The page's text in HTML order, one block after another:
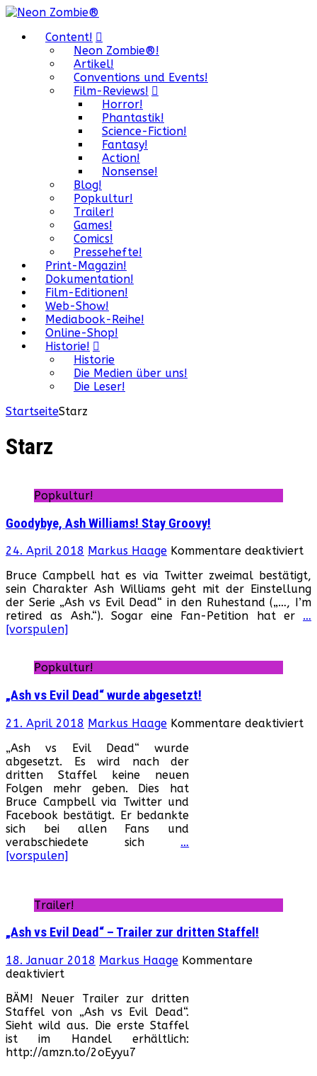
Content!
Neon Zombie®!
Artikel!
Conventions und Events!
Film-Reviews!
Horror!
Phantastik!
Science-Fiction!
Fantasy!
Action!
Nonsense!
Blog!
Popkultur!
Trailer!
Games!
Comics!
Pressehefte!
Print-Magazin!
Dokumentation!
Film-Editionen!
Web-Show!
Mediabook-Reihe!
Online-Shop!
Historie!
Historie
Die Medien über uns!
Die Leser!
StartseiteStarz
Starz
Popkultur!
Goodybye, Ash Williams! Stay Groovy!
24. April 2018 Markus Haage Kommentare deaktiviert
Bruce Campbell hat es via Twitter zweimal bestätigt,
sein Charakter Ash Williams geht mit der Einstellung
der Serie „Ash vs Evil Dead“ in den Ruhestand („…, I’m
retired as Ash.“). Sogar eine Fan-Petition hat er …
[vorspulen]
Popkultur!
„Ash vs Evil Dead“ wurde abgesetzt!
21. April 2018 Markus Haage Kommentare deaktiviert
„Ash vs Evil Dead“ wurde
abgesetzt. Es wird nach der
dritten Staffel keine neuen
Folgen mehr geben. Dies hat
Bruce Campbell via Twitter und
Facebook bestätigt. Er bedankte
sich bei allen Fans und
verabschiedete sich …
[vorspulen]
Trailer!
„Ash vs Evil Dead“ – Trailer zur dritten Staffel!
18. Januar 2018 Markus Haage Kommentare
deaktiviertfür
vs
Evil
Dead“
Trailer
BÄM! Neuer Trailer zur dritten
Staffel von „Ash vs Evil Dead“.
Sieht wild aus. Die erste Staffel
ist im Handel erhältlich:
http://amzn.to/2oEyyu7